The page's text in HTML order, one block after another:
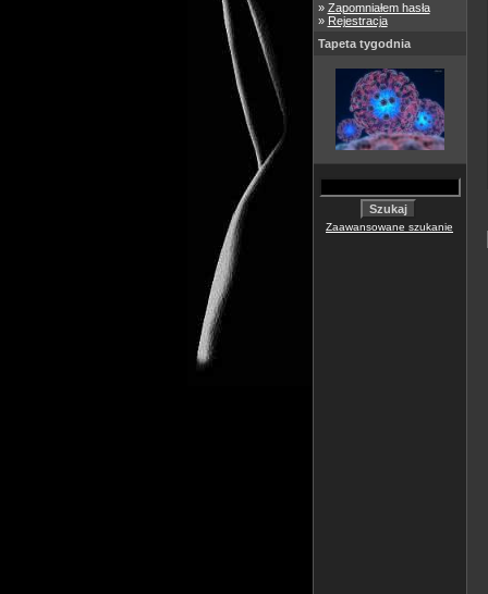
» Zapomniałem hasła
» Rejestracja
Tapeta tygodnia
Zaawansowane szukanie